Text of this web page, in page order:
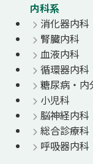
内科系
消化器内科
腎臓内科
血液内科
循環器内科
糖尿病・内
小児科
脳神経内科
総合診療科
呼吸器内科